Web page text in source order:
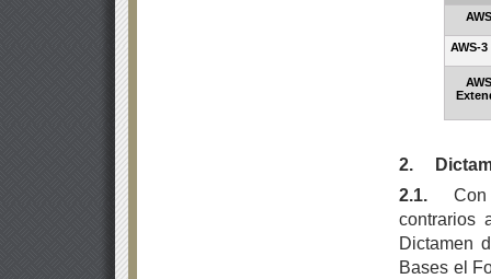
AWS-3
2.
2.1.
contrarios
Dictamen
Bases el